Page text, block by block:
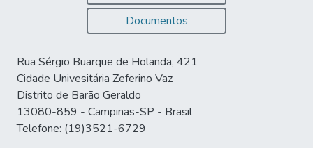
Documentos
Rua Sérgio Buarque de Holanda, 421
Cidade Univesitária Zeferino Vaz
Distrito de Barão Geraldo
13080-859 - Campinas-SP - Brasil
Telefone: (19)3521-6729